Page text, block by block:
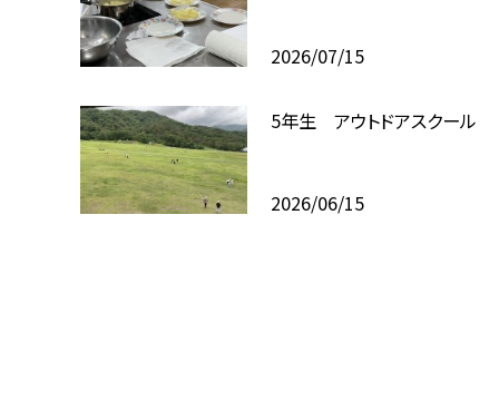
2026/07/15
5年生 アウトドアスクール
2026/06/15